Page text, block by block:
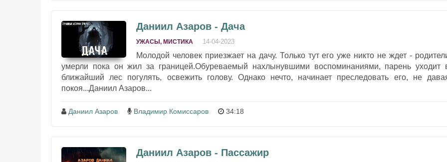
Даниил Азаров - Дача
УЖАСЫ, МИСТИКА 14-04-2023
Молодой человек приезжает на дачу. Только тут его уже никто не ждет -
умерли пока он жил за границей.Обуреваемый нахлынувшими воспоминаниями, парень уходит
ближайший лес погулять, освежить голову. Однако нечто, начинает преследовать его, не
покоя...Даниил Азаров...
Даниил Азаров Владимир Комиссаров 34:18
Даниил Азаров - Пассажир